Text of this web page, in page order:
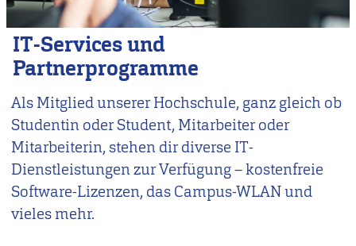
IT-Services und
Partnerprogramme
Als Mitglied unserer Hochschule, ganz gleich ob
Studentin oder Student, Mitarbeiter oder
Mitarbeiterin, stehen dir diverse IT-
Dienstleistungen zur Verfügung – kostenfreie
Software-Lizenzen, das Campus-WLAN und
vieles mehr.